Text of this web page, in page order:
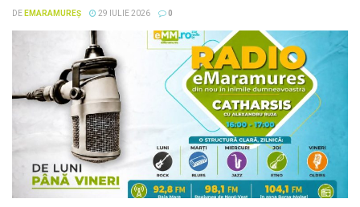
DE EMARAMUREȘ 29 IULIE 2026 0